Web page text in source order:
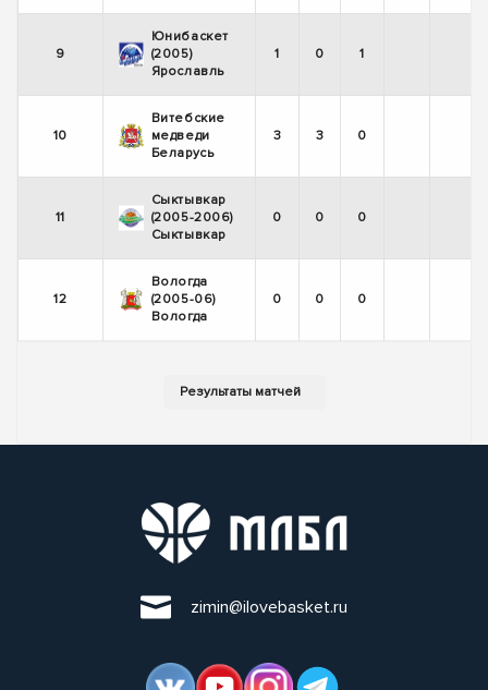
9
Юнибаскет
(2005)
Ярославль
1 0 1
10
Витебские
медведи
Беларусь
3 3 0
11
Сыктывкар
(2005-2006)
Сыктывкар
0 0 0
12
Вологда
(2005-06)
Вологда
0 0 0
zimin@ilovebasket.ru